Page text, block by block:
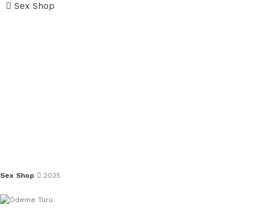
Sex Shop
Sex Shop 2025